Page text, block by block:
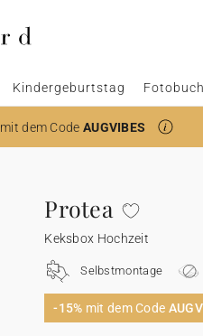
Kindergeburtstag Fotobuch
mit dem Code AUGVIBES
Protea
Keksbox Hochzeit
Selbstmontage
-15% mit dem Code